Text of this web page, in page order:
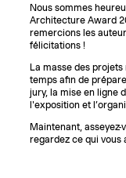
Nous sommes
Architecture Award
remercions les
félicitations !
La masse des
temps afin de
jury, la mise en ligne
l'exposition et
Maintenant,
regardez ce qui vous